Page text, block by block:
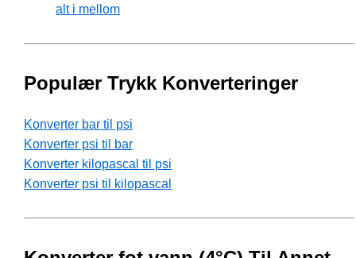
alt i mellom
Populær Trykk Konverteringer
Konverter bar til psi
Konverter psi til bar
Konverter kilopascal til psi
Konverter psi til kilopascal